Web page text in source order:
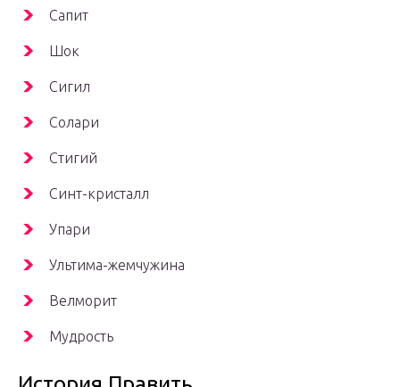
Сапит
Шок
Сигил
Солари
Стигий
Синт-кристалл
Упари
Ультима-жемчужина
Велморит
Мудрость